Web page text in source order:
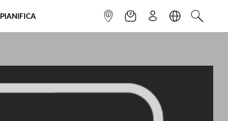
PIANIFICA INFOPOINTNEWSLETTER
ISCRIVITILINGUACERCA